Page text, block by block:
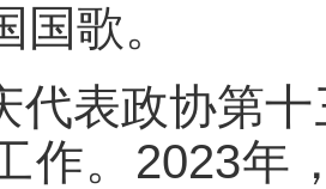
国歌。
代表政协第
作。2023年